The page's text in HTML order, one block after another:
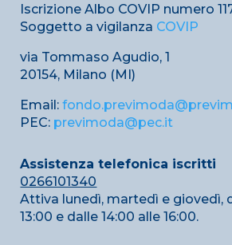
Iscrizione Albo COVIP numero
Soggetto a vigilanza COVIP
via Tommaso Agudio, 1
20154, Milano (MI)
Email:
PEC: previmoda@pec.it
Assistenza telefonica iscritti
0266101340
Attiva lunedì, martedì e giovedì,
13:00 e dalle 14:00 alle 16:00.